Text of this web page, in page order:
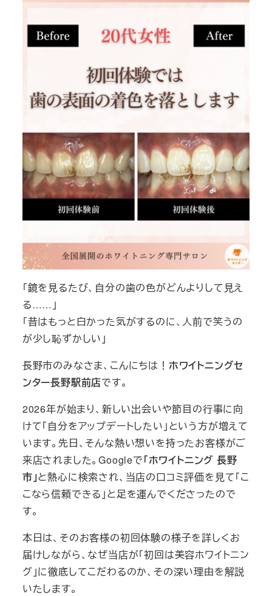
「鏡を見るたび、自分の歯の色がどんよりして見え
る……」
「昔はもっと白かった気がするのに、人前で笑うの
が少し恥ずかしい」
長野市のみなさま、こんにちは！ ホワイトニングセ
ンター長野駅前店です。
2026年が始まり、新しい出会いや節目の行事に向
けて「自分をアップデートしたい」という方が増えて
います。先日、そんな熱い想いを持ったお客様がご
来店されました。Googleで「ホワイトニング 長野
市」と熱心に検索され、当店の口コミ評価を見て「こ
こなら信頼できる」と足を運んでくださったので
す。
本日は、そのお客様の初回体験の様子を詳しくお
届けしながら、なぜ当店が「初回は美容ホワイトニン
グ」に徹底してこだわるのか、その深い理由を解説
いたします。